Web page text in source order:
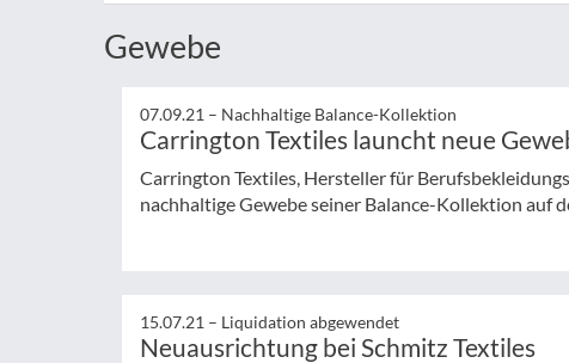
Gewebe
07.09.21 – Nachhaltige Balance-Kollektion
Carrington Textiles launcht neue
Carrington Textiles, Hersteller für
nachhaltige Gewebe seiner Balance-Kollektion auf
15.07.21 – Liquidation abgewendet
Neuausrichtung bei Schmitz Textiles